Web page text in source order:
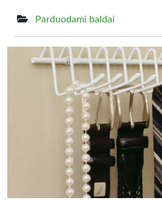
Parduodami baldai